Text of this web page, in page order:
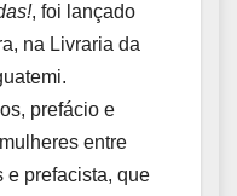
, foi lançado
na Livraria da
prefácio e
entre
e prefacista, que